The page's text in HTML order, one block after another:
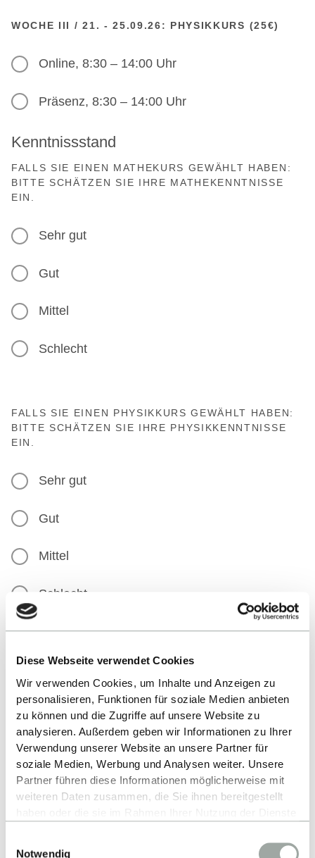
Diese Webseite verwendet Cookies
Wir verwenden Cookies, um Inhalte und Anzeigen zu
personalisieren, Funktionen für soziale Medien anbieten
zu können und die Zugriffe auf unsere Website zu
analysieren. Außerdem geben wir Informationen zu Ihrer
Verwendung unserer Website an unsere Partner für
soziale Medien, Werbung und Analysen weiter. Unsere
Partner führen diese Informationen möglicherweise mit
weiteren Daten zusammen, die Sie ihnen bereitgestellt
Alles zum Thema Cookies und personenbezogene
Notwendig
WOCHE III / 21. - 25.09.26: PHYSIKKURS (25€)
Online, 8:30 – 14:00 Uhr
Präsenz, 8:30 – 14:00 Uhr
Kenntnissstand
FALLS SIE EINEN MATHEKURS GEWÄHLT HABEN:
BITTE SCHÄTZEN SIE IHRE MATHEKENNTNISSE
EIN.
Sehr gut
Gut
Mittel
Schlecht
FALLS SIE EINEN PHYSIKKURS GEWÄHLT HABEN:
BITTE SCHÄTZEN SIE IHRE PHYSIKKENNTNISSE
EIN.
Sehr gut
Gut
Mittel
Schlecht
Kursauswahl
Chemie-Angebot (gebührenfrei)
Ich nehme teil an:
WOCHE II & III / 14. - 25.09.26: CHEMIEKURS
14., 16., 18., 21., 23.09. jeweils 14:30 - 17:30
Uhr